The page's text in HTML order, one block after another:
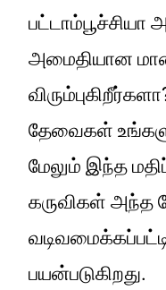
பட்டாம்பூச்சியா
அமைதியான
தேவைகள்
மேலும் இந்த
கருவிகள் அந்த
பயன்படுகிறது.